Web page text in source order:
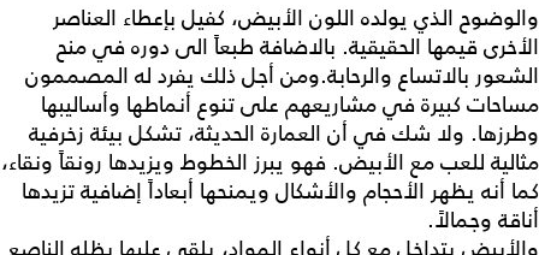
والوضوح الذي يولده اللون الأبيض، كفيل بإعطاء العناصر
الأخرى قيمها الحقيقية. بالاضافة طبعاً الى دوره في منح
الشعور بالاتساع والرحابة.ومن أجل ذلك يفرد له المصممون
مساحات كبيرة في مشاريعهم على تنوع أنماطها وأساليبها
وطرزها. ولا شك في أن العمارة الحديثة، تشكل بيئة زخرفية
مثالية للعب مع الأبيض. فهو يبرز الخطوط ويزيدها رونقاً ونقاء،
كما أنه يظهر الأحجام والأشكال ويمنحها أبعاداً إضافية تزيدها
أناقة وجمالاً.